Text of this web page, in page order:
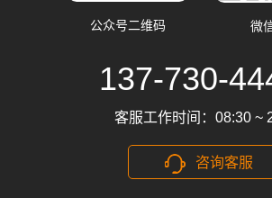
公众号二维码 微
137-730-
客服工作时间：08:30 ~
咨询客服